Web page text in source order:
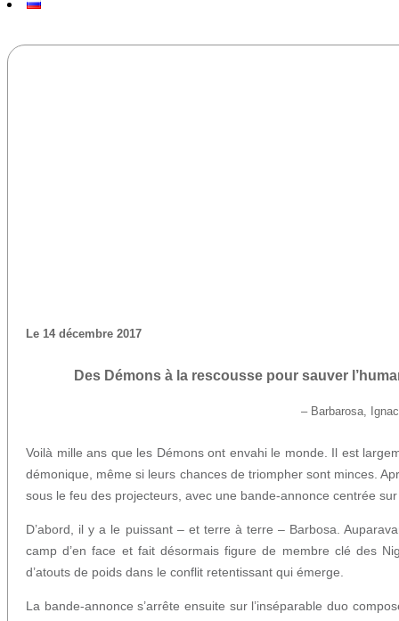
Le 14 décembre 2017
Des Démons à la rescousse pour sauver
– Barbarosa,
Voilà mille ans que les Démons ont envahi le monde. Il est
démonique, même si leurs chances de triompher sont minces.
sous le feu des projecteurs, avec une bande-annonce centrée
D’abord, il y a le puissant – et terre à terre – Barbosa.
camp d’en face et fait désormais figure de membre clé des
d’atouts de poids dans le conflit retentissant qui émerge.
La bande-annonce s’arrête ensuite sur l’inséparable duo